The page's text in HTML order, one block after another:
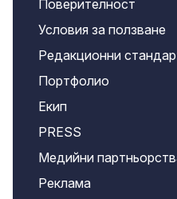
Поверителност
Условия за ползване
Редакционни
Портфолио
Екип
PRESS
Медийни
Реклама